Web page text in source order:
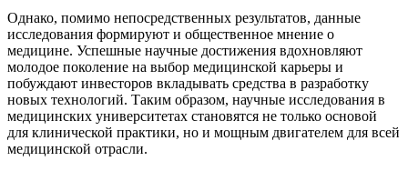
Однако, помимо непосредственных результатов, данные
исследования формируют и общественное мнение о
медицине. Успешные научные достижения вдохновляют
молодое поколение на выбор медицинской карьеры и
побуждают инвесторов вкладывать средства в разработку
новых технологий. Таким образом, научные исследования в
медицинских университетах становятся не только основой
для клинической практики, но и мощным двигателем для всей
медицинской отрасли.